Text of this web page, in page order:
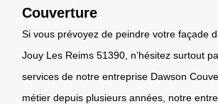
Couverture
Si vous prévoyez de peindre votre façade
Jouy Les Reims 51390, n’hésitez surtout
services de notre entreprise Dawson
métier depuis plusieurs années, notre